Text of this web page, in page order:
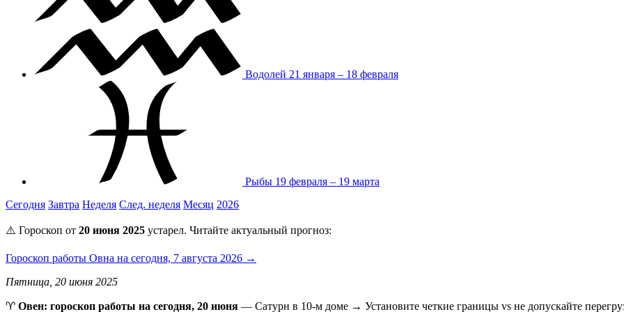
Водолей 21 января – 18 февраля
Рыбы 19 февраля – 19 марта
Сегодня Завтра Неделя След. неделя Месяц 2026
⚠️ Гороскоп от 20 июня 2025 устарел. Читайте актуальный прогноз:
Гороскоп работы Овна на сегодня, 7 августа 2026 →
Пятница, 20 июня 2025
♈️ Овен: гороскоп работы на сегодня, 20 июня — Сатурн в 10-м доме → Установите четкие границы vs не допускайте